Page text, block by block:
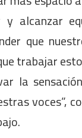
y alcanzar
que
trabajar
la
voces”,